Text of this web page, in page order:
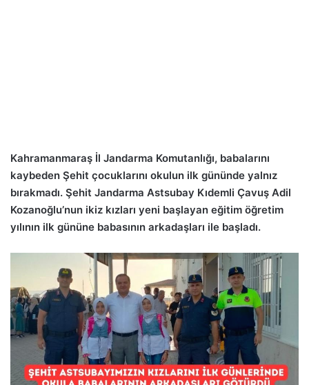
Kahramanmaraş İl Jandarma Komutanlığı, babalarını
kaybeden Şehit çocuklarını okulun ilk gününde yalnız
bırakmadı. Şehit Jandarma Astsubay Kıdemli Çavuş Adil
Kozanoğlu’nun ikiz kızları yeni başlayan eğitim öğretim
yılının ilk gününe babasının arkadaşları ile başladı.